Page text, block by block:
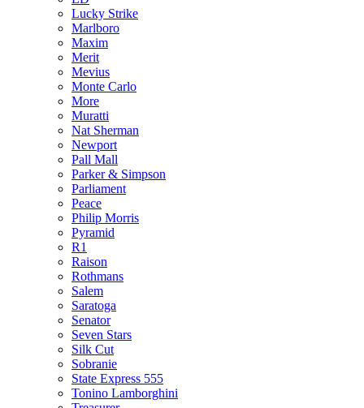
Lucky Strike
Marlboro
Maxim
Merit
Mevius
Monte Carlo
More
Muratti
Nat Sherman
Newport
Pall Mall
Parker & Simpson
Parliament
Peace
Philip Morris
Pyramid
R1
Raison
Rothmans
Salem
Saratoga
Senator
Seven Stars
Silk Cut
Sobranie
State Express 555
Tonino Lamborghini